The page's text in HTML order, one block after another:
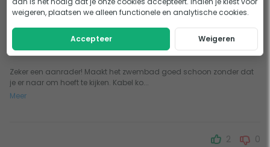
Zeker een aanrader! Maakt het zwembad goed schoon zonder dat
je er naar om hoeft te kijken. Kabel ko...
Meer
Filters zijn simpel eruit te halen en te reinigen
Moeilijk aan te sluiten op de WIFI waardoor aansturing vanaf je
mobiel niet lukt
2 0
weigeren, plaatsen we alleen functionele en analytische cookies.
Accepteer Weigeren